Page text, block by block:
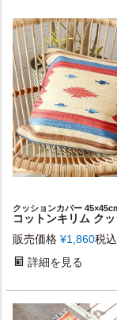
販売価格 ¥1,860税込
詳細を見る